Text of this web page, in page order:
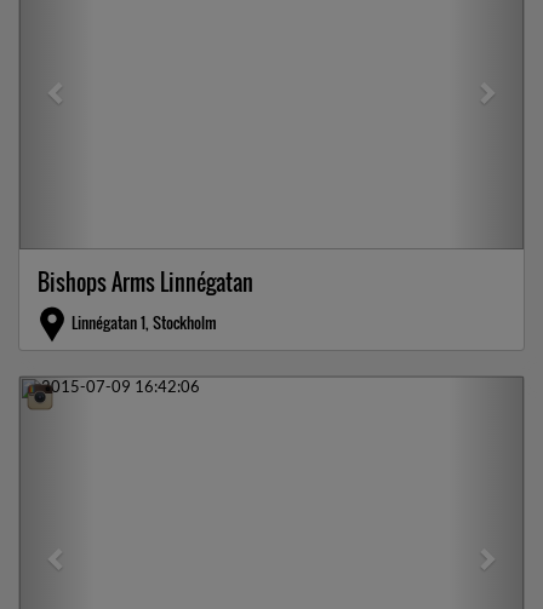
Bishops Arms Linnégatan
Linnégatan 1, Stockholm
Previous